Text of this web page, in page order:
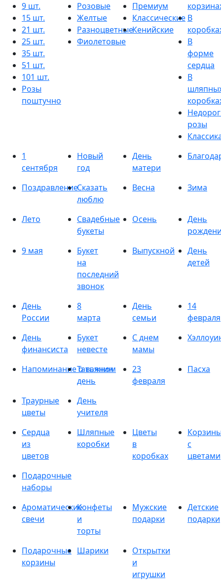
9 шт.
15 шт.
21 шт.
25 шт.
35 шт.
51 шт.
101 шт.
Розы
поштучно
Розовые
Желтые
Разноцветные
Фиолетовые
Премиум
Классические
Кенийские
В
В
форме
сердца
В
розы
1
сентября
Новый
год
День
матери
ПоздравлениеСказать
люблю
Весна Зима
Лето
Свадебные
букеты
Осень
День
9 мая
Букет
на
последний
звонок
Выпускной
День
детей
День
России
8
марта
День
семьи
14
февраля
День
финансиста
Букет
невесте
С днем
мамы
Напоминание о важном
Татьянин
день
23
февраля
Пасха
Траурные
цветы
День
учителя
Сердца
из
цветов
Шляпные
коробки
Цветы
в
коробках
с
цветами
Подарочные
наборы
Ароматические
свечи
Конфеты
и
торты
Мужские
подарки
Детские
подарки
Подарочные
корзины
Шарики
Открытки
и
игрушки